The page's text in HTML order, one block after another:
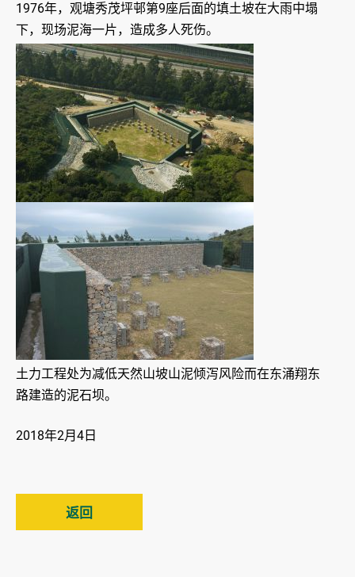
1976年，观塘秀茂坪邨第9座后面的填土坡在大雨中塌
下，现场泥海一片，造成多人死伤。
土力工程处为减低天然山坡山泥倾泻风险而在东涌翔东
路建造的泥石坝。
2018年2月4日
返回